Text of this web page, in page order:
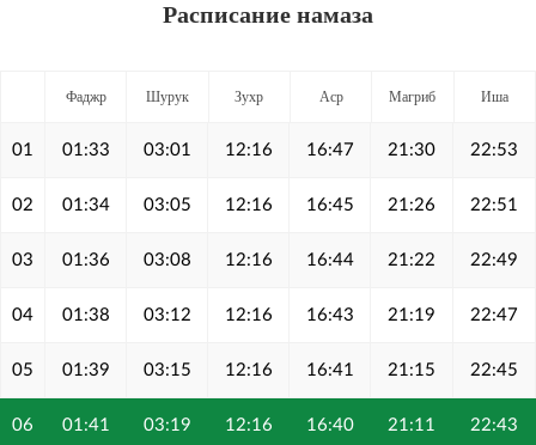
Расписание намаза
Фаджр Шурук Зухр Аср Магриб Иша
01 01:33 03:01 12:16 16:47 21:30 22:53
02 01:34 03:05 12:16 16:45 21:26 22:51
03 01:36 03:08 12:16 16:44 21:22 22:49
04 01:38 03:12 12:16 16:43 21:19 22:47
05 01:39 03:15 12:16 16:41 21:15 22:45
06 01:41 03:19 12:16 16:40 21:11 22:43